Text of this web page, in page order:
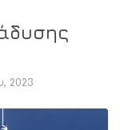
2023